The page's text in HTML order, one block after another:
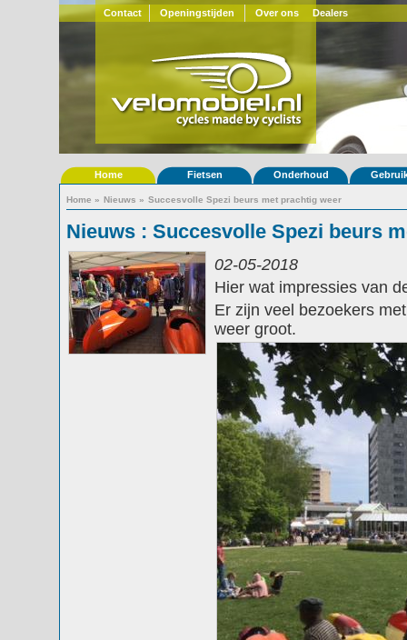
Contact Openingstijden Over ons Dealers
Home Fietsen Onderhoud
Home » Nieuws » Succesvolle Spezi beurs met prachtig weer
Nieuws : Succesvolle Spezi beurs
02-05-2018
Hier wat impressies van
Er zijn veel bezoekers
weer groot.